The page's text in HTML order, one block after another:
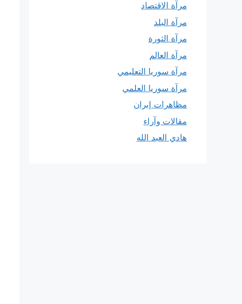
مرآة الاقتصاد
مرآة البلد
مرآة الثورة
مرآة العالم
مرآة سوريا التعليمي
مرآة سوريا العلمي
مظاهرات إيران
مقالات وآراء
هادي العبد الله